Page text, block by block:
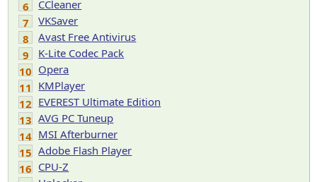
6
CCleaner
7
VKSaver
8
Avast Free Antivirus
9
K-Lite Codec Pack
10 Opera
11 KMPlayer
12 EVEREST Ultimate Edition
13 AVG PC Tuneup
14 MSI Afterburner
15 Adobe Flash Player
16 CPU-Z